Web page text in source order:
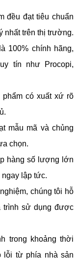
đều đạt tiêu chuẩn
nhất trên thị trường.
100% chính hãng,
tín như Procopi,
phẩm có xuất xứ rõ
mẫu mã và chủng
chọn.
hàng số lượng lớn
lập tức.
chúng tôi hỗ
trình sử dụng được
trong khoảng thời
lỗi từ phía nhà sản